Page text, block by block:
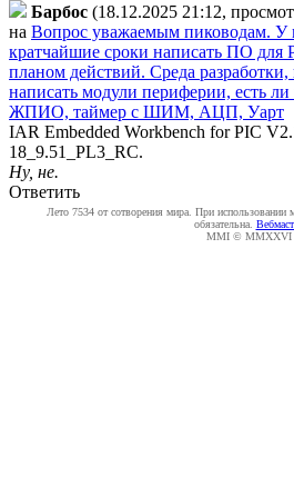
Бapбoc (18.12.2025 21:12,
на Вопрос уважаемым пиководам. У
кратчайшие сроки написать ПО для
планом действий. Среда
написать модули периферии, есть
ЖПИО, таймер с ШИМ, АЦП, Уарт
IAR Embedded Workbench for PIC
18_9.51_PL3_RC.
Ну, не.
Ответить
Лето 7534 от сотворения мира. При использовании
обязательна.
MMI © MMXXVI